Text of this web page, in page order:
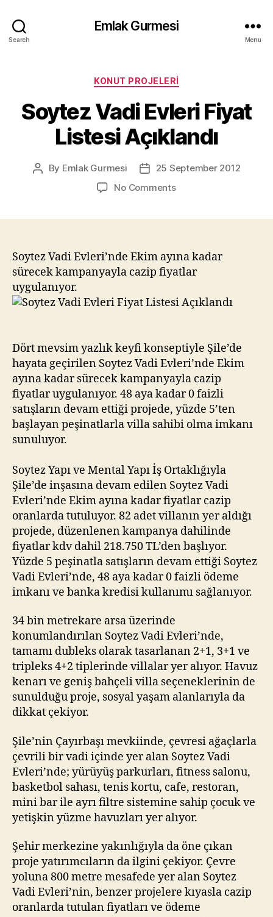
Search
Emlak Gurmesi
Menu
Categories
KONUT PROJELERI
Soytez Vadi Evleri Fiyat
Listesi Açıklandı
Post
By Emlak Gurmesi
Post25 September 2012
No Commentson
Listesi
Açıklandı
Soytez Vadi Evleri’nde Ekim ayına kadar
sürecek kampanyayla cazip fiyatlar
uygulanıyor.
Dört mevsim yazlık keyfi konseptiyle Şile’de
hayata geçirilen Soytez Vadi Evleri’nde Ekim
ayına kadar sürecek kampanyayla cazip
fiyatlar uygulanıyor. 48 aya kadar 0 faizli
satışların devam ettiği projede, yüzde 5’ten
başlayan peşinatlarla villa sahibi olma imkanı
sunuluyor.
Soytez Yapı ve Mental Yapı İş Ortaklığıyla
Şile’de inşasına devam edilen Soytez Vadi
Evleri’nde Ekim ayına kadar fiyatlar cazip
oranlarda tutuluyor. 82 adet villanın yer aldığı
projede, düzenlenen kampanya dahilinde
fiyatlar kdv dahil 218.750 TL’den başlıyor.
Yüzde 5 peşinatla satışların devam ettiği Soytez
Vadi Evleri’nde, 48 aya kadar 0 faizli ödeme
imkanı ve banka kredisi kullanımı sağlanıyor.
34 bin metrekare arsa üzerinde
konumlandırılan Soytez Vadi Evleri’nde,
tamamı dubleks olarak tasarlanan 2+1, 3+1 ve
tripleks 4+2 tiplerinde villalar yer alıyor. Havuz
kenarı ve geniş bahçeli villa seçeneklerinin de
sunulduğu proje, sosyal yaşam alanlarıyla da
dikkat çekiyor.
Şile’nin Çayırbaşı mevkiinde, çevresi ağaçlarla
çevrili bir vadi içinde yer alan Soytez Vadi
Evleri’nde; yürüyüş parkurları, fitness salonu,
basketbol sahası, tenis kortu, cafe, restoran,
mini bar ile ayrı filtre sistemine sahip çocuk ve
yetişkin yüzme havuzları yer alıyor.
Şehir merkezine yakınlığıyla da öne çıkan
proje yatırımcıların da ilgini çekiyor. Çevre
yoluna 800 metre mesafede yer alan Soytez
Vadi Evleri’nin, benzer projelere kıyasla cazip
oranlarda tutulan fiyatları ve ödeme